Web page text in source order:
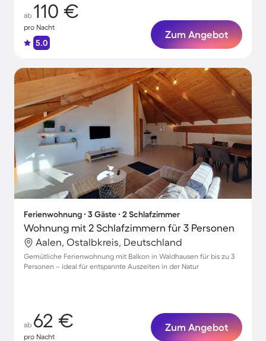
ab 110 €
pro Nacht
5.0
Zum Angebot
Ferienwohnung ∙ 3 Gäste ∙ 2 Schlafzimmer
Wohnung mit 2 Schlafzimmern für 3 Personen
Aalen, Ostalbkreis, Deutschland
Gemütliche Ferienwohnung mit Balkon in Waldhausen für bis zu 3
Personen – ideal für entspannte Auszeiten in der Natur
ab 62 €
pro Nacht
Zum Angebot